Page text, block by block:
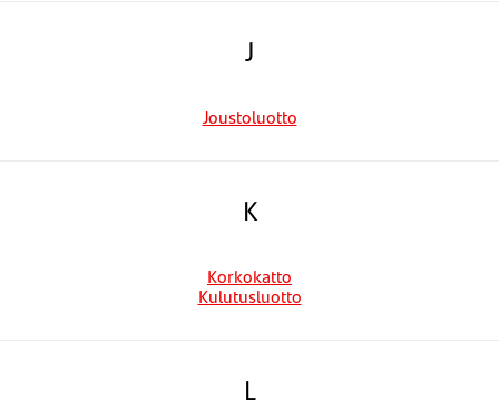
J
Joustoluotto
K
Korkokatto
Kulutusluotto
L